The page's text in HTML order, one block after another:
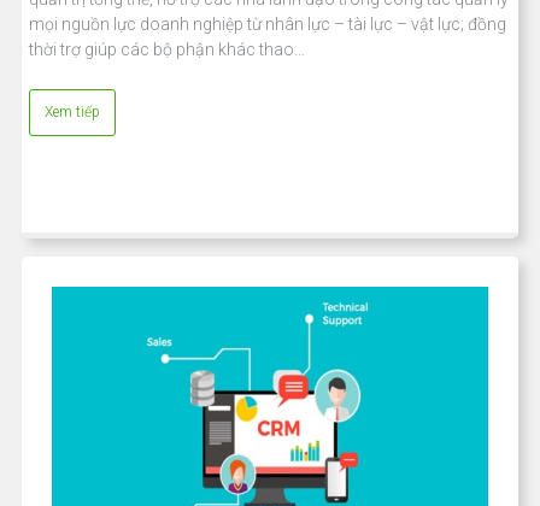
mọi nguồn lực doanh nghiệp từ nhân lực – tài lực – vật lực; đồng
thời trợ giúp các bộ phận khác thao…
Xem tiếp